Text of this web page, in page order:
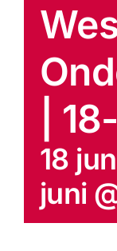
|
18
juni